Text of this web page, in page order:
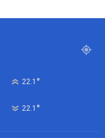
22.1 °
22.1 °